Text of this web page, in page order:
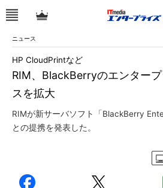
ニュース
RIM、BlackBerryのエンター
スを拡大
HP CloudPrintなど
RIMが新サーバソフト「BlackBerry
との提携を発表した。